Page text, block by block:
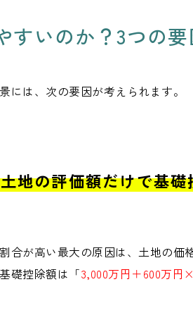
すいのか？3つの要
には、次の要因が考えられます。
地の評価額だけで基礎
が高い最大の原因は、土地の価
礎控除額は「3,000万円＋600万円